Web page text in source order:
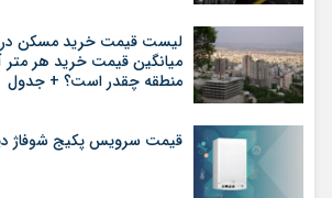
میانگین قیمت خرید هر متر
منطقه چقدر است؟ + جدول
قیمت سرویس پکیج شوفاژ